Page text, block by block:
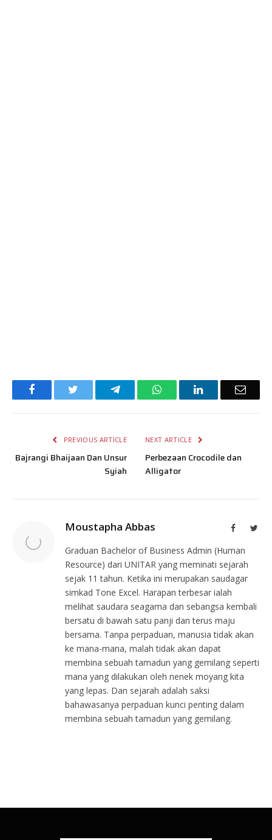
Facebook TelegramWhatsAppLinkedIn Email
PREVIOUS ARTICLE
Bajrangi Bhaijaan Dan Unsur
Syiah
NEXT ARTICLE
Perbezaan Crocodile dan
Alligator
Moustapha Abbas Facebook
Graduan Bachelor of Business Admin (Human
Resource) dari UNITAR yang meminati sejarah
sejak 11 tahun. Ketika ini merupakan saudagar
simkad Tone Excel. Harapan terbesar ialah
melihat saudara seagama dan sebangsa kembali
bersatu di bawah satu panji dan terus maju
bersama. Tanpa perpaduan, manusia tidak akan
ke mana-mana, malah tidak akan dapat
membina sebuah tamadun yang gemilang seperti
mana yang dilakukan oleh nenek moyang kita
yang lepas. Dan sejarah adalah saksi
bahawasanya perpaduan kunci penting dalam
membina sebuah tamadun yang gemilang.